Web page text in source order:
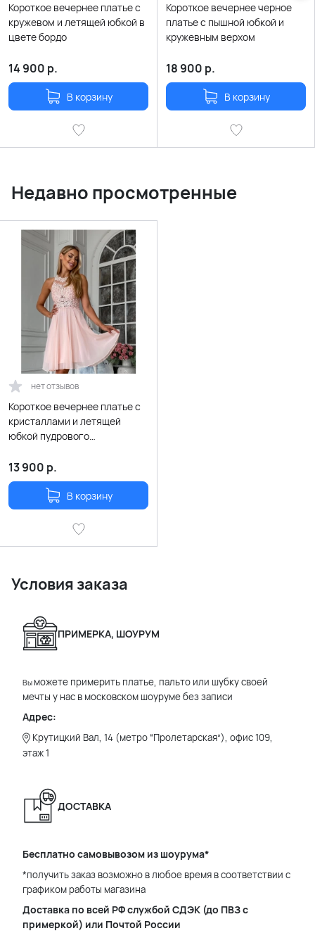
Короткое вечернее платье с
кружевом и летящей юбкой в
цвете бордо
14 900 р.
В корзину
Короткое вечернее черное
платье с пышной юбкой и
кружевным верхом
18 900 р.
В корзину
Недавно просмотренные
нет отзывов
Короткое вечернее платье с
кристаллами и летящей
юбкой пудрового
13 900 р.
В корзину
Условия заказа
ПРИМЕРКА, ШОУРУМ
Вы можете примерить платье, пальто или шубку своей
мечты у нас в московском шоуруме без записи
Адрес:
Крутицкий Вал, 14 (метро “Пролетарская”), офис 109,
этаж 1
ДОСТАВКА
Бесплатно самовывозом из шоурума*
*получить заказ возможно в любое время в соответствии с
графиком работы магазина
Доставка по всей РФ службой СДЭК (до ПВЗ с
примеркой) или Почтой России